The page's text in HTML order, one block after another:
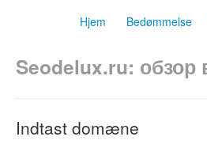
Hjem Bedømmelse
Seodelux.ru: обзор
Indtast domæne